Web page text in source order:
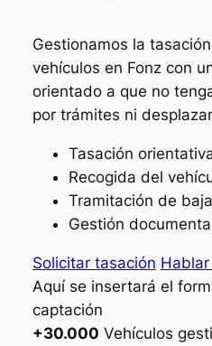
Gestionamos la
vehículos en Fonz con
orientado a que no
por trámites ni
Tasación
Recogida del
Tramitación de baja
Gestión
Solicitar tasación
Aquí se insertará el
captación
+30.000 Vehículos